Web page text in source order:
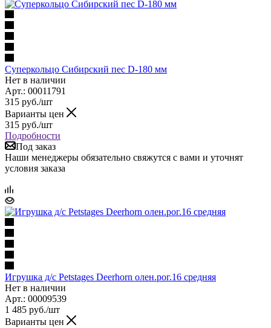
Суперкольцо Сибирский пес D-180 мм
Нет в наличии
Арт.: 00011791
315 руб./шт
Варианты цен
315 руб./шт
Подробности
Под заказ
Наши менеджеры обязательно свяжутся с вами и уточнят
условия заказа
Игрушка д/с Petstages Deerhorn олен.рог.16 средняя
Нет в наличии
Арт.: 00009539
1 485 руб./шт
Варианты цен